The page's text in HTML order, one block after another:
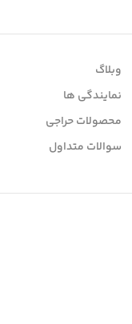
وبلاگ
نمایندگی ها
محصولات حراجی
سوالات متداول